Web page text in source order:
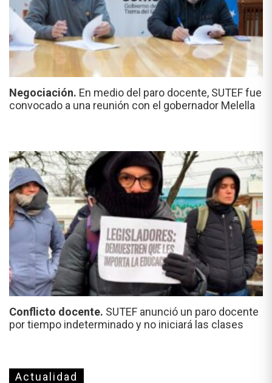
Negociación. En medio del paro docente, SUTEF fue
convocado a una reunión con el gobernador Melella
Conflicto docente. SUTEF anunció un paro docente
por tiempo indeterminado y no iniciará las clases
Actualidad